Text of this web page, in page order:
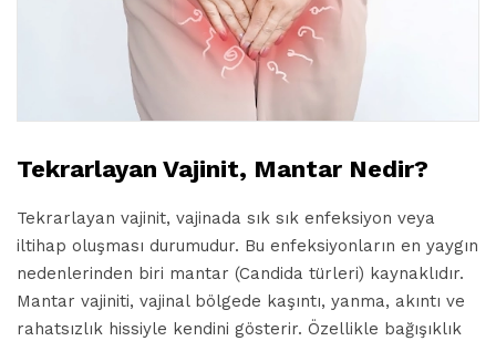
Tekrarlayan Vajinit, Mantar Nedir?
Tekrarlayan vajinit, vajinada sık sık enfeksiyon veya
iltihap oluşması durumudur. Bu enfeksiyonların en yaygın
nedenlerinden biri mantar (Candida türleri) kaynaklıdır.
Mantar vajiniti, vajinal bölgede kaşıntı, yanma, akıntı ve
rahatsızlık hissiyle kendini gösterir. Özellikle bağışıklık